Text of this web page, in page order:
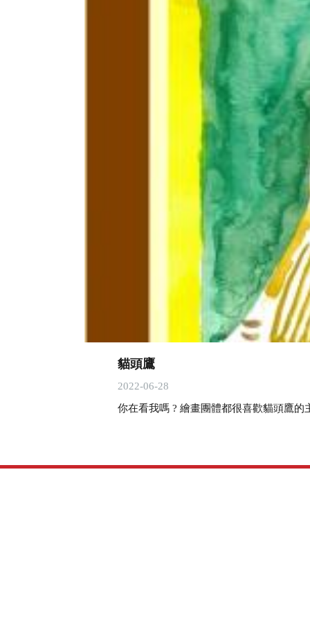
貓頭鷹
2022-06-28
你在看我嗎 ? 繪畫團體都很喜歡貓頭鷹